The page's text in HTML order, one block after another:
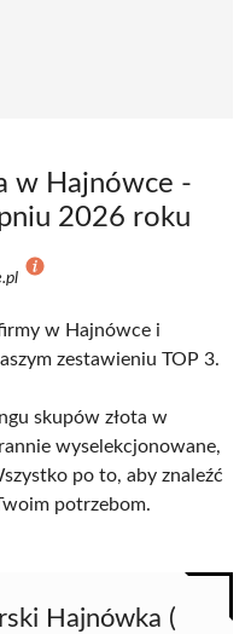
w Hajnówce -
2026 roku
w Hajnówce i
zestawieniu TOP 3.
skupów złota w
wyselekcjonowane,
po to, aby znaleźć
potrzebom.
Hajnówka (